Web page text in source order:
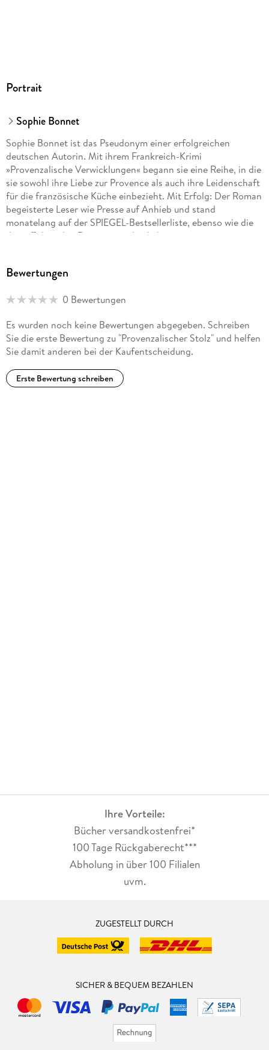
Portrait
Sophie Bonnet
Sophie Bonnet ist das Pseudonym einer erfolgreichen
deutschen Autorin. Mit ihrem Frankreich-Krimi
»Provenzalische Verwicklungen« begann sie eine Reihe, in die
sie sowohl ihre Liebe zur Provence als auch ihre Leidenschaft
für die französische Küche einbezieht. Mit Erfolg: Der Roman
begeisterte Leser wie Presse auf Anhieb und stand
monatelang auf der SPIEGEL-Bestsellerliste, ebenso wie die
darauffolgenden Romane um den liebenswerten
Bewertungen
0 Bewertungen
Es wurden noch keine Bewertungen abgegeben. Schreiben
Sie die erste Bewertung zu "Provenzalischer Stolz" und helfen
Sie damit anderen bei der Kaufentscheidung.
Erste Bewertung schreiben
Ihre Vorteile:
Bücher versandkostenfrei*
100 Tage Rückgaberecht***
Abholung in über 100 Filialen
uvm.
ZUGESTELLT DURCH
SICHER & BEQUEM BEZAHLEN